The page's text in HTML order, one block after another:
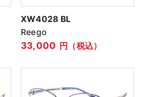
XW4028 BL
Reego
33,000 円（税込）